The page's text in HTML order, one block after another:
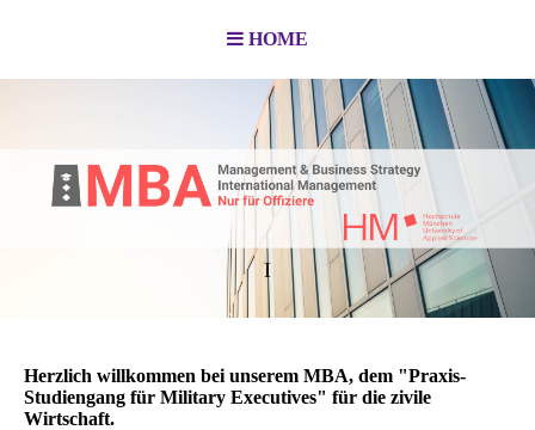
HOME
I
Herzlich willkommen bei unserem MBA, dem "Praxis-
Studiengang für Military Executives" für die zivile
Wirtschaft.